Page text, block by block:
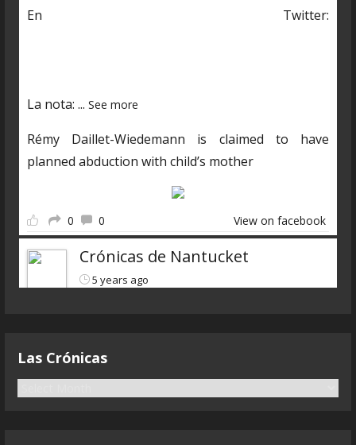
En Twitter:
La nota: ... See more
Rémy Daillet-Wiedemann is claimed to have
planned abduction with child’s mother
0 0 View on facebook
Crónicas de Nantucket
5 years ago
parte-3-liarla-parda-audios-
Las Crónicas